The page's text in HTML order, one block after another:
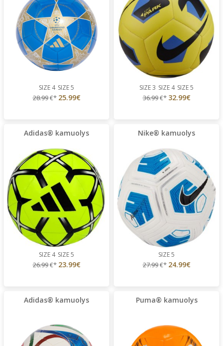
SIZE 4 SIZE 5
28.99€* 25.99€
SIZE 3 SIZE 4 SIZE 5
36.99€* 32.99€
Adidas® kamuolys
SIZE 4 SIZE 5
26.99€* 23.99€
Nike® kamuolys
SIZE 5
27.99€* 24.99€
Adidas® kamuolys Puma® kamuolys